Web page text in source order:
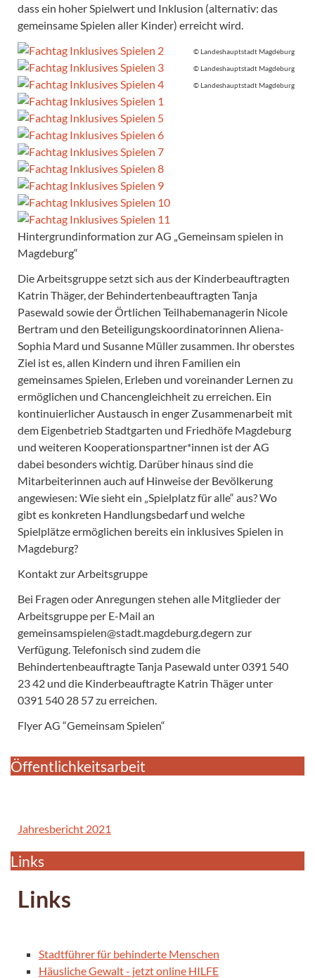
dass ein hoher Spielwert und Inklusion (alternativ: das
gemeinsame Spielen aller Kinder) erreicht wird.
© Landeshauptstadt Magdeburg
© Landeshauptstadt Magdeburg
© Landeshauptstadt Magdeburg
Hintergrundinformation zur AG „Gemeinsam spielen in
Magdeburg“
Die Arbeitsgruppe setzt sich aus der Kinderbeauftragten
Katrin Thäger, der Behindertenbeauftragten Tanja
Pasewald sowie der Örtlichen Teilhabemanagerin Nicole
Bertram und den Beteiligungskoordinatorinnen Aliena-
Sophia Mard und Susanne Müller zusammen. Ihr oberstes
Ziel ist es, allen Kindern und ihren Familien ein
gemeinsames Spielen, Erleben und voreinander Lernen zu
ermöglichen und Chancengleichheit zu erreichen. Ein
kontinuierlicher Austausch in enger Zusammenarbeit mit
dem Eigenbetrieb Stadtgarten und Friedhöfe Magdeburg
und weiteren Kooperationspartner*innen ist der AG
dabei besonders wichtig. Darüber hinaus sind die
Mitarbeiterinnen auch auf Hinweise der Bevölkerung
angewiesen: Wie sieht ein „Spielplatz für alle“ aus? Wo
gibt es konkreten Handlungsbedarf und welche
Spielplätze ermöglichen bereits ein inklusives Spielen in
Magdeburg?
Kontakt zur Arbeitsgruppe
Bei Fragen oder Anregungen stehen alle Mitglieder der
Arbeitsgruppe per E-Mail an
gemeinsamspielen@stadt.magdeburg.degern zur
Verfügung. Telefonisch sind zudem die
Behindertenbeauftragte Tanja Pasewald unter 0391 540
23 42 und die Kinderbeauftragte Katrin Thäger unter
0391 540 28 57 zu erreichen.
Flyer AG “Gemeinsam Spielen“
Öffentlichkeitsarbeit
Jahresbericht 2021
Links
Links
Stadtführer für behinderte Menschen
Häusliche Gewalt - jetzt online HILFE